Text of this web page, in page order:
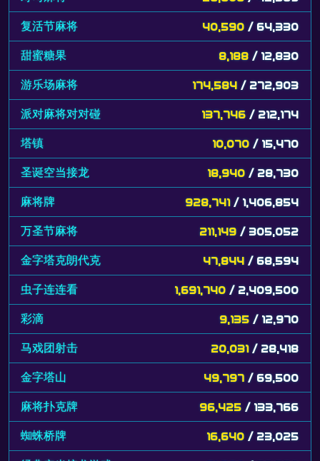
复活节麻将 40,590 / 64,330
甜蜜糖果 8,188 / 12,830
游乐场麻将 174,584 / 272,903
派对麻将对对碰 137,746 / 212,174
塔镇 10,070 / 15,470
圣诞空当接龙 18,940 / 28,730
麻将牌 928,741 / 1,406,854
万圣节麻将 211,149 / 305,052
金字塔克朗代克 47,844 / 68,594
虫子连连看 1,691,740 / 2,409,500
彩滴 9,135 / 12,970
马戏团射击 20,031 / 28,418
金字塔山 49,797 / 69,500
麻将扑克牌 96,425 / 133,766
蜘蛛桥牌 16,640 / 23,025